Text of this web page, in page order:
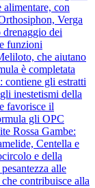
con
Verga
dei
funzioni
che aiutano
è completata
contiene gli estratti
inestetismi della
favorisce il
gli OPC
Rossa Gambe:
Centella e
e della
alle
contribuisce alla